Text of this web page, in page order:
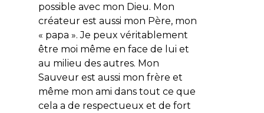
possible avec mon Dieu. Mon
créateur est aussi mon Père, mon
« papa ». Je peux véritablement
être moi même en face de lui et
au milieu des autres. Mon
Sauveur est aussi mon frère et
même mon ami dans tout ce que
cela a de respectueux et de fort